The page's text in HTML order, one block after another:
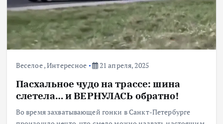
Веселое,Интересное 21 апреля, 2025
Пасхальное чудо на трассе: шина
слетела… и ВЕРНУЛАСЬ обратно!
Во время захватывающей гонки в Санкт-Петербурге